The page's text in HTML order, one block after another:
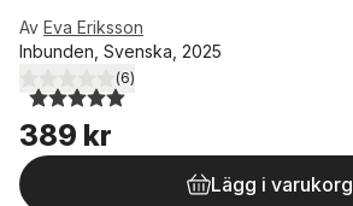
Av Eva Eriksson
Inbunden, Svenska, 2025
5,0utav 5 stjärnor. Totalt antal röster:
(6)
389 kr
Lägg i varukorg